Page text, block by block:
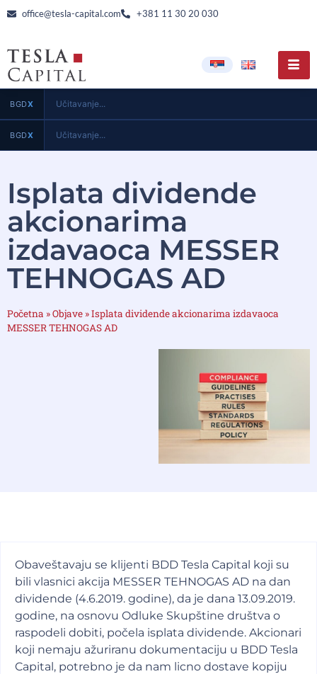
office@tesla-capital.com +381 11 30 20 030
BGDX Učitavanje...
BGDX Učitavanje...
Isplata dividende
akcionarima
izdavaoca MESSER
TEHNOGAS AD
Početna »Objave »Isplata dividende akcionarima izdavaoca
MESSER TEHNOGAS AD
Obaveštavaju se klijenti BDD Tesla Capital koji su
bili vlasnici akcija MESSER TEHNOGAS AD na dan
dividende (4.6.2019. godine), da je dana 13.09.2019.
godine, na osnovu Odluke Skupštine društva o
raspodeli dobiti, počela isplata dividende. Akcionari
koji nemaju ažuriranu dokumentaciju u BDD Tesla
Capital, potrebno je da nam licno dostave kopiju